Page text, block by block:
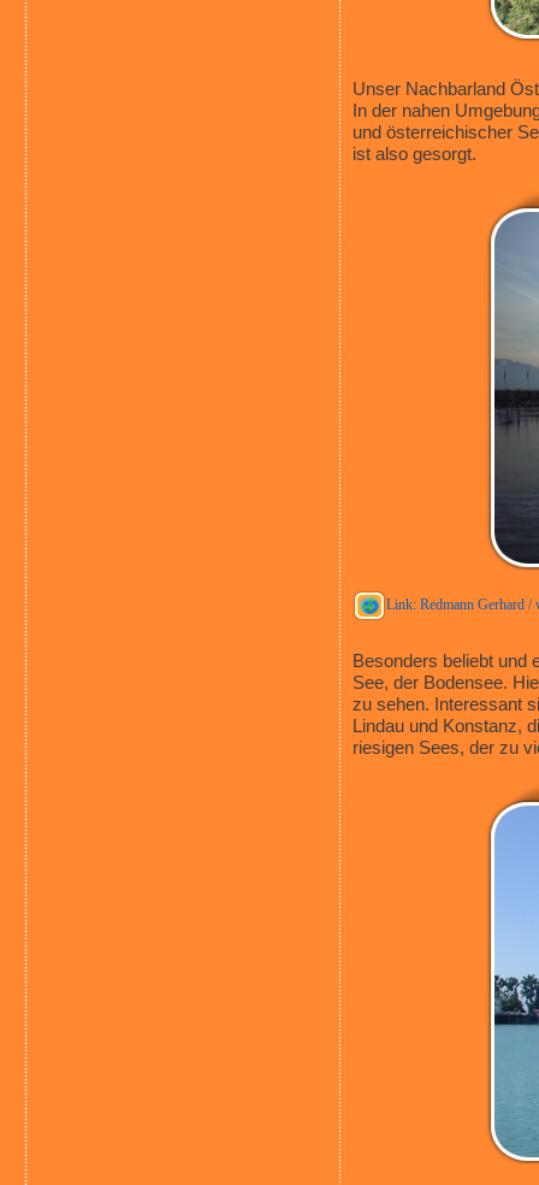
Unser Nachbarland
In der nahen
und österreichischer
ist also gesorgt.
Link: Redmann Gerhard /
Besonders beliebt und
See, der Bodensee.
zu sehen. Interessant
Lindau und Konstanz,
riesigen Sees, der zu